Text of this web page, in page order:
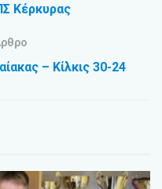
Κέρκυρας
– Κίλκις 30-24